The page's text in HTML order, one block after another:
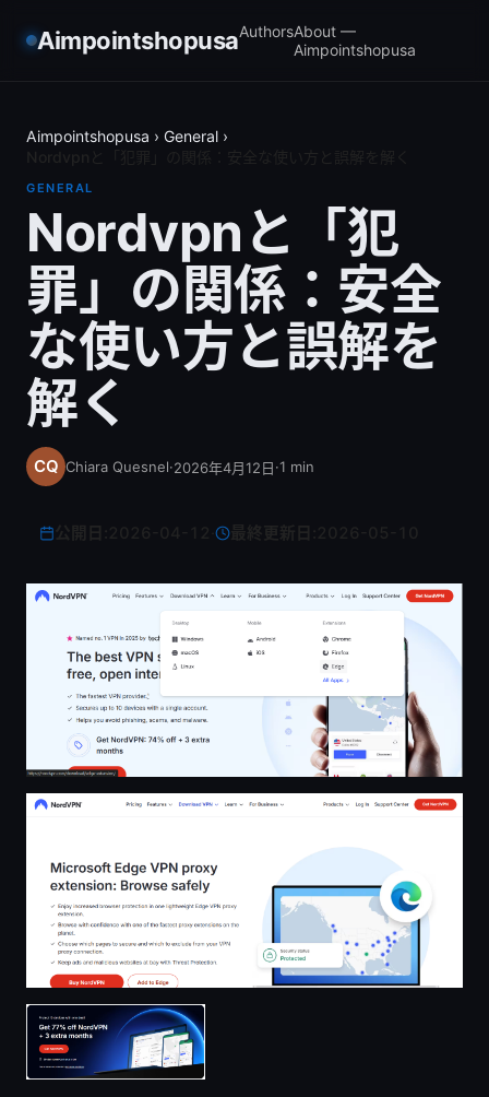
AimpointshopusaAuthorsAbout —
Aimpointshopusa
Aimpointshopusa › General ›
GENERAL
Nordvpnと「犯
罪」の関係：安全
な使い方と誤解を
解く
Chiara Quesnel·2026年4月12日·1 min
最終更新日: